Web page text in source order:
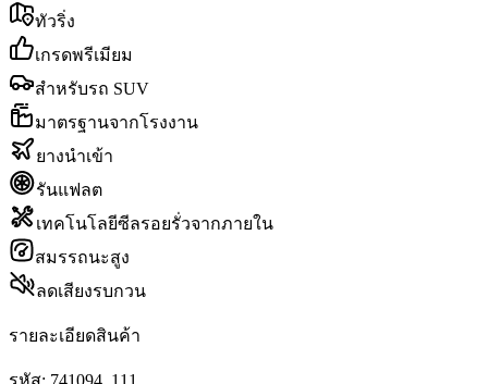
ทัวริ่ง
เกรดพรีเมียม
สำหรับรถ SUV
มาตรฐานจากโรงงาน
ยางนำเข้า
รันแฟลต
เทคโนโลยีซีลรอยรั่วจากภายใน
สมรรถนะสูง
ลดเสียงรบกวน
รายละเอียดสินค้า
รหัส: 741094_111